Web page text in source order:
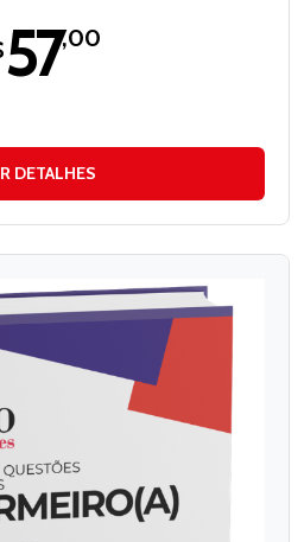
57,00
DETALHES